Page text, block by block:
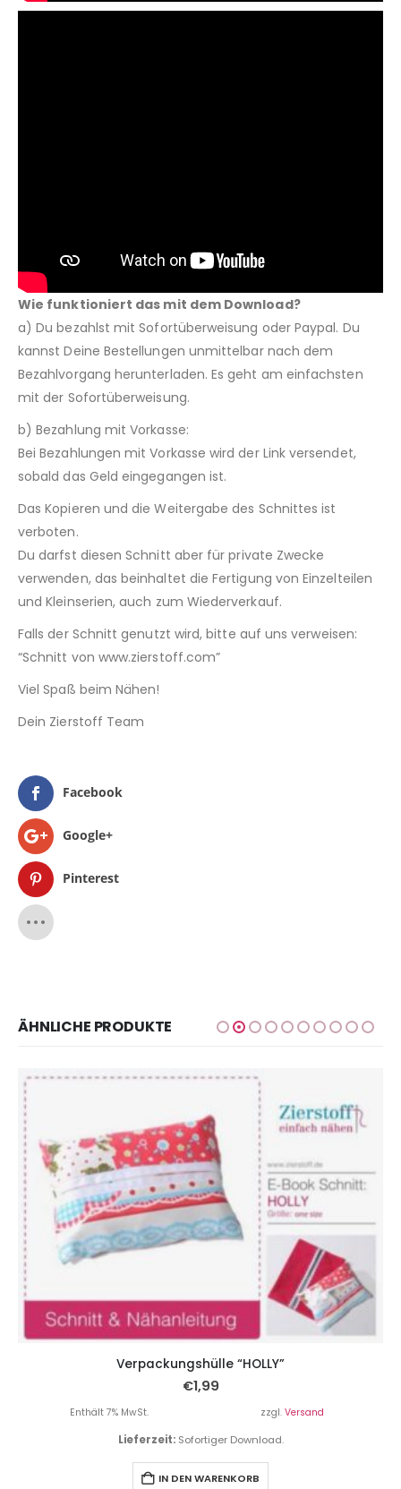
Wie funktioniert das mit dem Download?
a) Du bezahlst mit Sofortüberweisung oder Paypal. Du
kannst Deine Bestellungen unmittelbar nach dem
Bezahlvorgang herunterladen. Es geht am einfachsten
mit der Sofortüberweisung.
b) Bezahlung mit Vorkasse:
Bei Bezahlungen mit Vorkasse wird der Link versendet,
sobald das Geld eingegangen ist.
Das Kopieren und die Weitergabe des Schnittes ist
verboten.
Du darfst diesen Schnitt aber für private Zwecke
verwenden, das beinhaltet die Fertigung von Einzelteilen
und Kleinserien, auch zum Wiederverkauf.
Falls der Schnitt genutzt wird, bitte auf uns verweisen:
“Schnitt von www.zierstoff.com”
Viel Spaß beim Nähen!
Dein Zierstoff Team
Facebook
Google+
Pinterest
ÄHNLICHE PRODUKTE
Verpackungshülle “HOLLY”
€1,99
Enthält 7% MwSt. zzgl. Versand
Lieferzeit:Sofortiger Download.
IN DEN WARENKORB